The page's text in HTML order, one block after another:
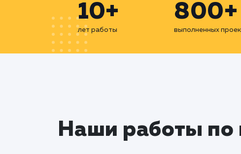
10+
лет работы
800+
выполненных
Наши работы по